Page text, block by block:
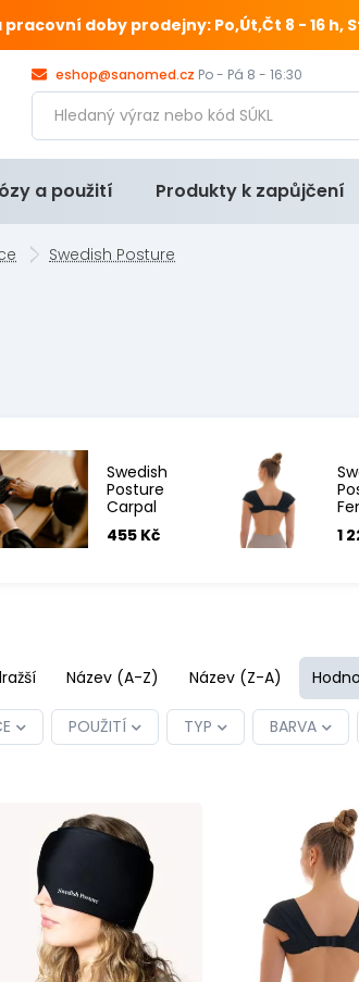
doby prodejny: Po,Út,Čt 8 - 16 h, St
eshop@sanomed.cz Po - Pá 8 - 16:30
a použití Produkty k zapůjčení
Swedish Posture
Swedish
Posture
Carpal
Wrist
Support -
455 Kč 1
Název (A-Z) Název (Z-A)
POUŽITÍ TYP BARVA